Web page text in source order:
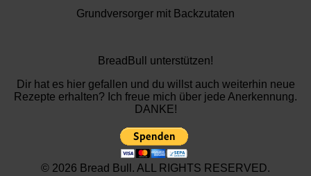
Grundversorger mit Backzutaten
BreadBull unterstützen!
Dir hat es hier gefallen und du willst auch weiterhin neue
Rezepte erhalten? Ich freue mich über jede Anerkennung.
DANKE!
© 2026 Bread Bull. ALL RIGHTS RESERVED.